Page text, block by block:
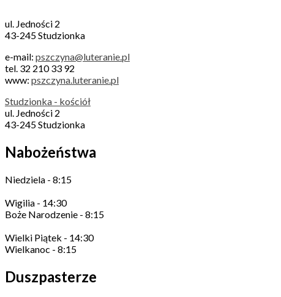
ul. Jedności 2
43-245 Studzionka
e-mail: pszczyna@luteranie.pl
tel. 32 210 33 92
www: pszczyna.luteranie.pl
Studzionka - kościół
ul. Jedności 2
43-245 Studzionka
Nabożeństwa
Niedziela - 8:15
Wigilia - 14:30
Boże Narodzenie - 8:15
Wielki Piątek - 14:30
Wielkanoc - 8:15
Duszpasterze